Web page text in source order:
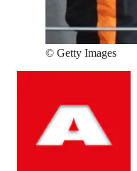
© Getty Images